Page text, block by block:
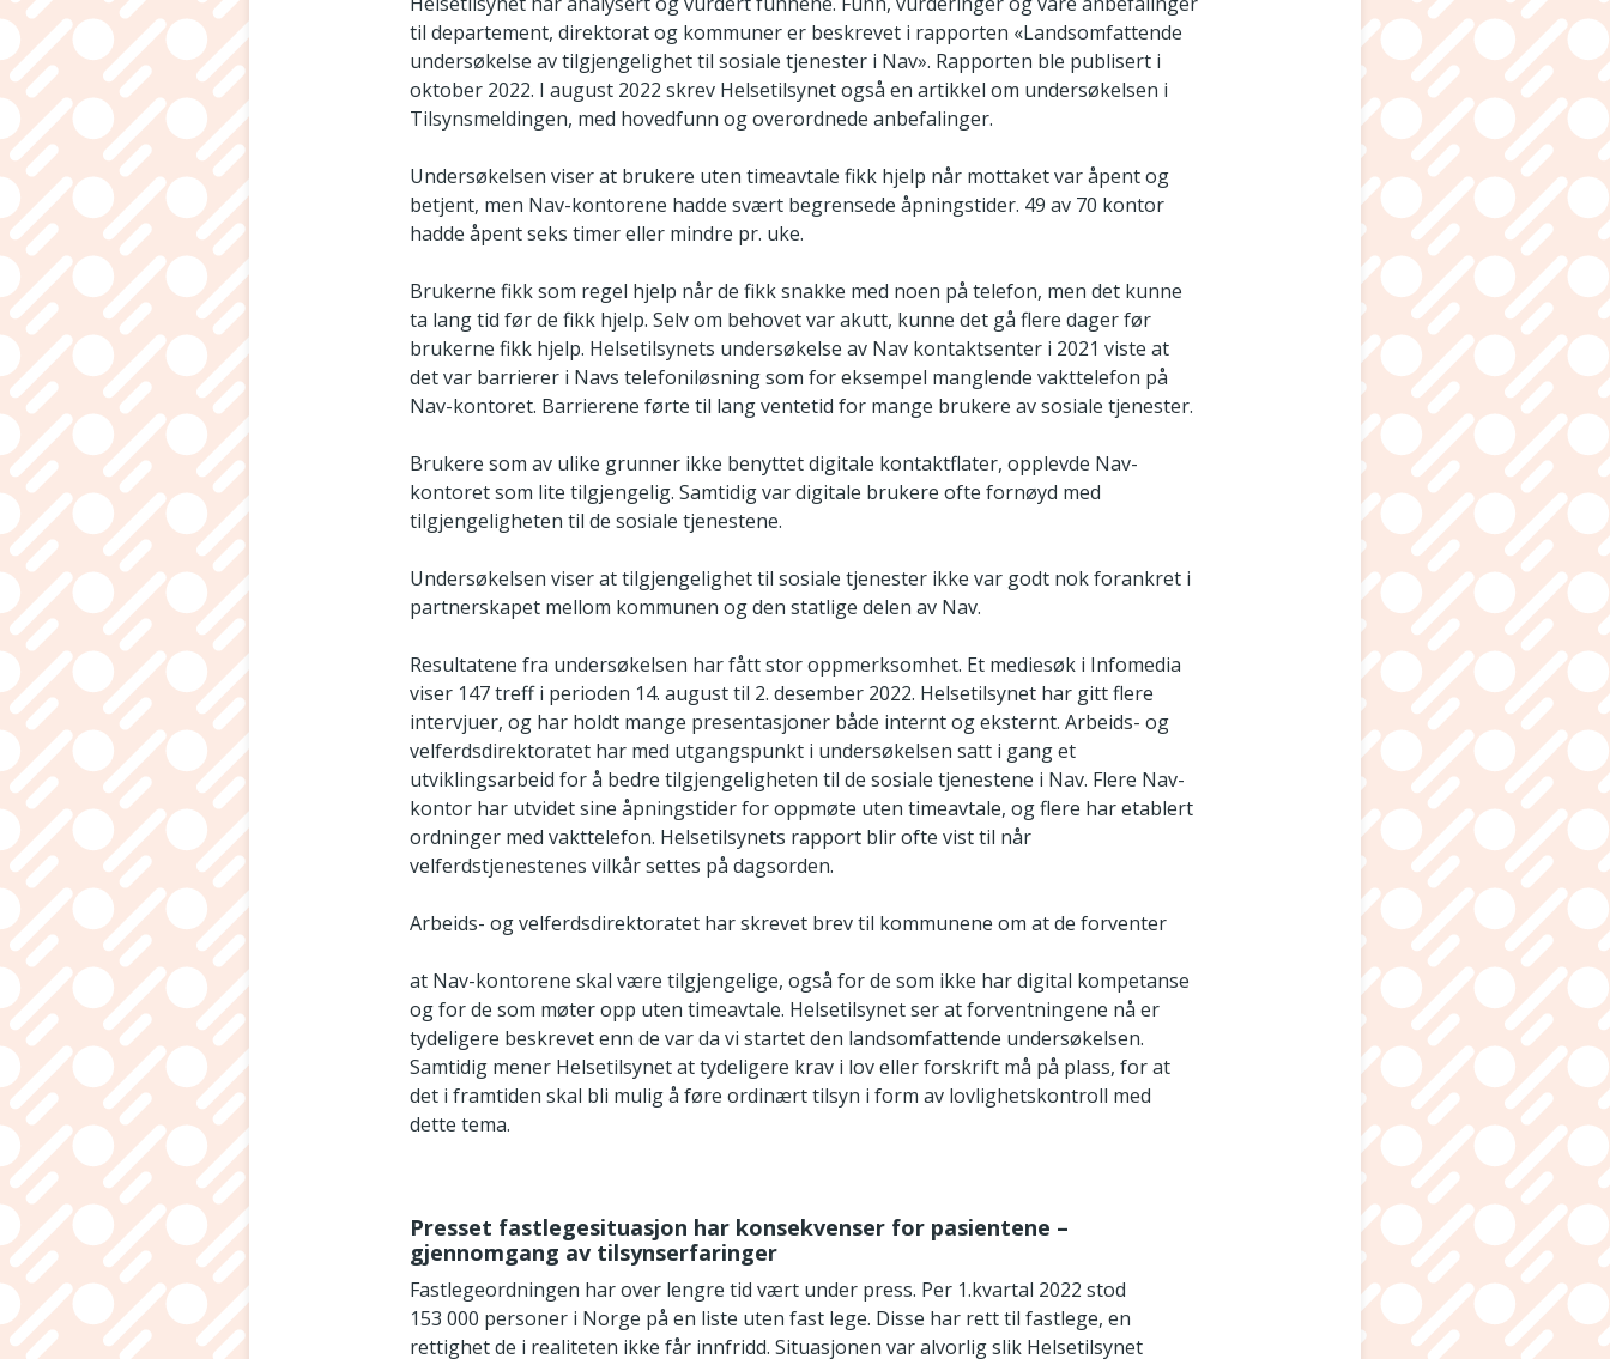
til departement, direktorat og kommuner er beskrevet i rapporten «Landsomfattende
undersøkelse av tilgjengelighet til sosiale tjenester i Nav». Rapporten ble publisert i
oktober 2022. I august 2022 skrev Helsetilsynet også en artikkel om undersøkelsen i
Tilsynsmeldingen, med hovedfunn og overordnede anbefalinger.
Undersøkelsen viser at brukere uten timeavtale fikk hjelp når mottaket var åpent og
betjent, men Nav-kontorene hadde svært begrensede åpningstider. 49 av 70 kontor
hadde åpent seks timer eller mindre pr. uke.
Brukerne fikk som regel hjelp når de fikk snakke med noen på telefon, men det kunne
ta lang tid før de fikk hjelp. Selv om behovet var akutt, kunne det gå flere dager før
brukerne fikk hjelp. Helsetilsynets undersøkelse av Nav kontaktsenter i 2021 viste at
det var barrierer i Navs telefoniløsning som for eksempel manglende vakttelefon på
Nav-kontoret. Barrierene førte til lang ventetid for mange brukere av sosiale tjenester.
Brukere som av ulike grunner ikke benyttet digitale kontaktflater, opplevde Nav-
kontoret som lite tilgjengelig. Samtidig var digitale brukere ofte fornøyd med
tilgjengeligheten til de sosiale tjenestene.
Undersøkelsen viser at tilgjengelighet til sosiale tjenester ikke var godt nok forankret i
partnerskapet mellom kommunen og den statlige delen av Nav.
Resultatene fra undersøkelsen har fått stor oppmerksomhet. Et mediesøk i Infomedia
viser 147 treff i perioden 14. august til 2. desember 2022. Helsetilsynet har gitt flere
intervjuer, og har holdt mange presentasjoner både internt og eksternt. Arbeids- og
velferdsdirektoratet har med utgangspunkt i undersøkelsen satt i gang et
utviklingsarbeid for å bedre tilgjengeligheten til de sosiale tjenestene i Nav. Flere Nav-
kontor har utvidet sine åpningstider for oppmøte uten timeavtale, og flere har etablert
ordninger med vakttelefon. Helsetilsynets rapport blir ofte vist til når
velferdstjenestenes vilkår settes på dagsorden.
Arbeids- og velferdsdirektoratet har skrevet brev til kommunene om at de forventer
at Nav-kontorene skal være tilgjengelige, også for de som ikke har digital kompetanse
og for de som møter opp uten timeavtale. Helsetilsynet ser at forventningene nå er
tydeligere beskrevet enn de var da vi startet den landsomfattende undersøkelsen.
Samtidig mener Helsetilsynet at tydeligere krav i lov eller forskrift må på plass, for at
det i framtiden skal bli mulig å føre ordinært tilsyn i form av lovlighetskontroll med
dette tema.
Presset fastlegesituasjon har konsekvenser for pasientene –
gjennomgang av tilsynserfaringer
Fastlegeordningen har over lengre tid vært under press. Per 1.kvartal 2022 stod
153 000 personer i Norge på en liste uten fast lege. Disse har rett til fastlege, en
rettighet de i realiteten ikke får innfridd. Situasjonen var alvorlig slik Helsetilsynet